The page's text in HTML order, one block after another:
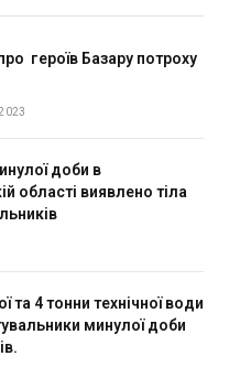
героїв Базару потроху
доби в
області виявлено тіла
та 4 тонни технічної води
минулої доби